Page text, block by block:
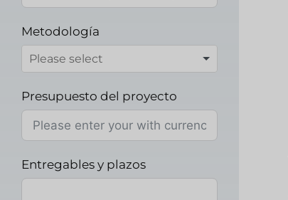
Metodología
Presupuesto del proyecto
Entregables y plazos